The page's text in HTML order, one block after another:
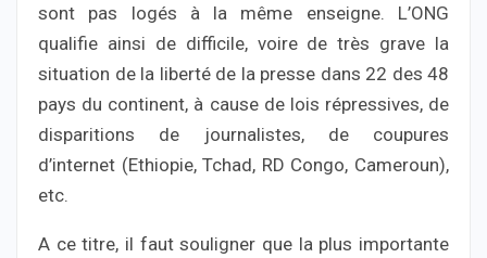
sont pas logés à la même enseigne. L’ONG
qualifie ainsi de difficile, voire de très grave la
situation de la liberté de la presse dans 22 des 48
pays du continent, à cause de lois répressives, de
disparitions de journalistes, de coupures
d’internet (Ethiopie, Tchad, RD Congo, Cameroun),
etc.
A ce titre, il faut souligner que la plus importante